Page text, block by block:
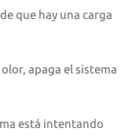
que hay una carga
apaga el sistema
está intentando